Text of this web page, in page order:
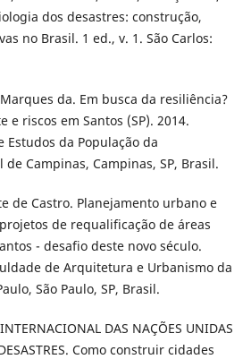
dos desastres: construção,
no Brasil. 1 ed., v. 1. São Carlos:
da. Em busca da resiliência?
e riscos em Santos (SP). 2014.
Estudos da População da
Campinas, Campinas, SP, Brasil.
de Castro. Planejamento urbano e
de requalificação de áreas
- desafio deste novo século.
de Arquitetura e Urbanismo da
São Paulo, SP, Brasil.
DAS NAÇÕES UNIDAS
Como construir cidades